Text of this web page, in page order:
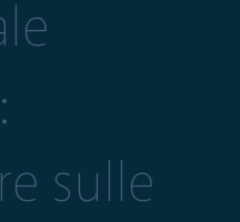
sulle